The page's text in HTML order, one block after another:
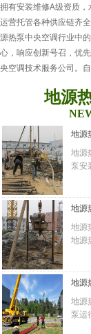
地源
地源
泵安
地源
热泵
泵安
安装
装必
装规
规程
地源
地源
地源
地源
米价
格多
地源
地源
泵运
地源
拥有安装维修A级资质
运营托管各种供应链齐
源热泵中央空调行业中
心，响应创新号召，优
央空调技术服务公司。
创新，先后与多家科研
立了良好的协作关系。
热泵,再生水源热泵,江
水源热泵,河水源热泵,湖
泵等地源热泵系统节能
检测,施工,打井的设备和
伍,能安装改造,维修保养
统；自有地源热泵零配
京地区24小时响应处理
修。专业为各种垂直式
热泵,污水源热泵,再生水
交替抽灌式水源热泵,河
层地热源热泵等各种水
的维护保养,运营管理,
北京信恒新源暖通技术
适、健康、节能、环保
——诚信 责任 合作 共赢；